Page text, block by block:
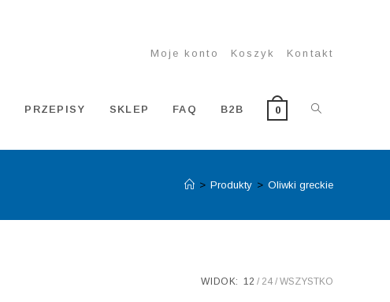
Moje konto Koszyk Kontakt
PRZEPISY SKLEP FAQ B2B 0 TOGGLE
WEBSITE
> Produkty > Oliwki greckie
WIDOK: 12 24 WSZYSTKO